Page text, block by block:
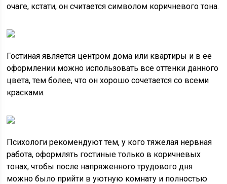
очаге, кстати, он считается символом коричневого тона.
Гостиная является центром дома или квартиры и в ее
оформлении можно использовать все оттенки данного
цвета, тем более, что он хорошо сочетается со всеми
красками.
Психологи рекомендуют тем, у кого тяжелая нервная
работа, оформлять гостиные только в коричневых
тонах, чтобы после напряженного трудового дня
можно было прийти в уютную комнату и полностью